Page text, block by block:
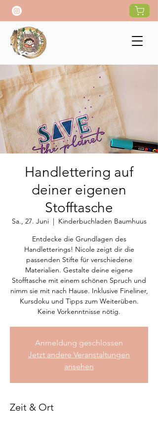
Handlettering auf
deiner eigenen
Stofftasche
Sa., 27. Juni
  |
Kinderbuchladen Baumhuus
Entdecke die Grundlagen des
Handletterings! Nicole zeigt dir die
passenden Stifte für verschiedene
Materialien. Gestalte deine eigene
Stofftasche mit einem schönen Spruch und
nimm sie mit nach Hause. Inklusive Fineliner,
Kursdoku und Tipps zum Weiterüben.
Keine Vorkenntnisse nötig.
Anmeldung geschlossen
Jetzt andere Veranstaltungen
ansehen
Zeit & Ort